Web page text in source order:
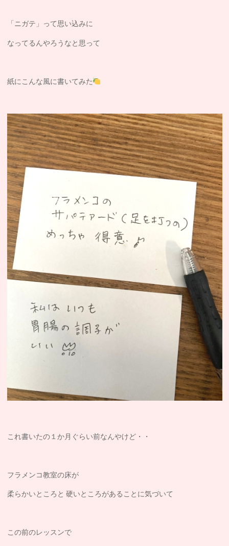
「ニガテ」って思い込みに
なってるんやろうなと思って
紙にこんな風に書いてみた
これ書いたの１か月ぐらい前なんやけど・・
フラメンコ教室の床が
柔らかいところと 硬いところがあることに気づいて
この前のレッスンで